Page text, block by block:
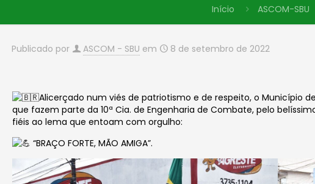
Início ASCOM-SBU
Publicado por ASCOM - SBU em 8 de setembro de 2022
Alicerçado num viés de patriotismo e de respeito, o Município
que fazem parte da 10ª Cia. de Engenharia de Combate, pelo
fiéis ao lema que entoam com orgulho:
“BRAÇO FORTE, MÃO AMIGA”.